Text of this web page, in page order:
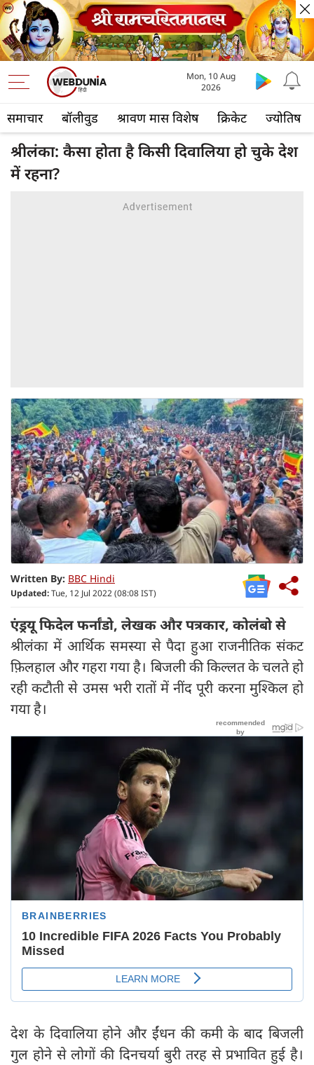
समाचार बॉलीवुड श्रावण मास विशेष क्रिकेट ज्योतिष
Mon, 10 Aug
2026
श्रीलंका: कैसा होता है ​किसी दिवालिया हो चुके देश
में रहना?
Written By: BBC Hindi
Updated:Tue, 12 Jul 2022 (08:08 IST)
एंड्रयू फिदेल फर्नांडो, लेखक और पत्रकार, कोलंबो से
श्रीलंका में आर्थिक समस्या से पैदा हुआ राजनीतिक संकट
फ़िलहाल और गहरा गया है। बिजली की किल्लत के चलते हो
रही कटौती से उमस भरी रातों में नींद पूरी करना मुश्किल हो
गया है।
देश के दिवालिया होने और ईंधन की कमी के बाद बिजली
गुल होने से लोगों की दिनचर्या बुरी तरह से प्रभावित हुई है।